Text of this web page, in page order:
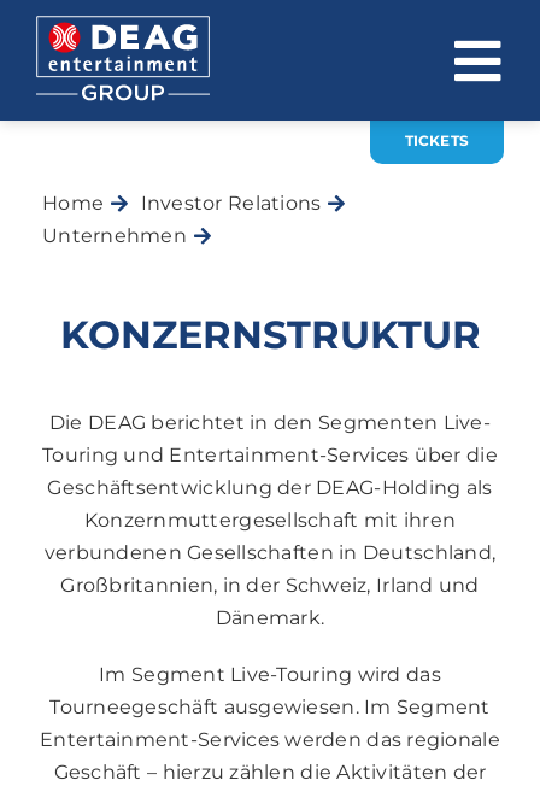
Zum
Inhalt
springen
INVESTOR RELATIONS
KARRIERE
News
EN
TICKETS
Home
Investor Relations
Unternehmen
KONZERNSTRUKTUR
Die DEAG berichtet in den Segmenten Live-
Touring und Entertainment-Services über die
Geschäftsentwicklung der DEAG-Holding als
Konzernmuttergesellschaft mit ihren
verbundenen Gesellschaften in Deutschland,
Großbritannien, in der Schweiz, Irland und
Dänemark.
Im Segment Live-Touring wird das
Tourneegeschäft ausgewiesen. Im Segment
Entertainment-Services werden das regionale
Geschäft – hierzu zählen die Aktivitäten der